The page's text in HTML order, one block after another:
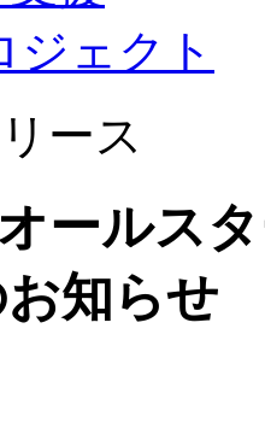
ジェクト
ース
オールス
知らせ